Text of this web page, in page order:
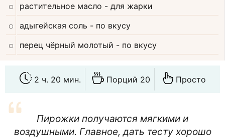
растительное масло - для жарки
адыгейская соль - по вкусу
перец чёрный молотый - по вкусу
2 ч. 20 мин. Порций 20 Просто
Пирожки получаются мягкими и
воздушными. Главное, дать тесту хорошо